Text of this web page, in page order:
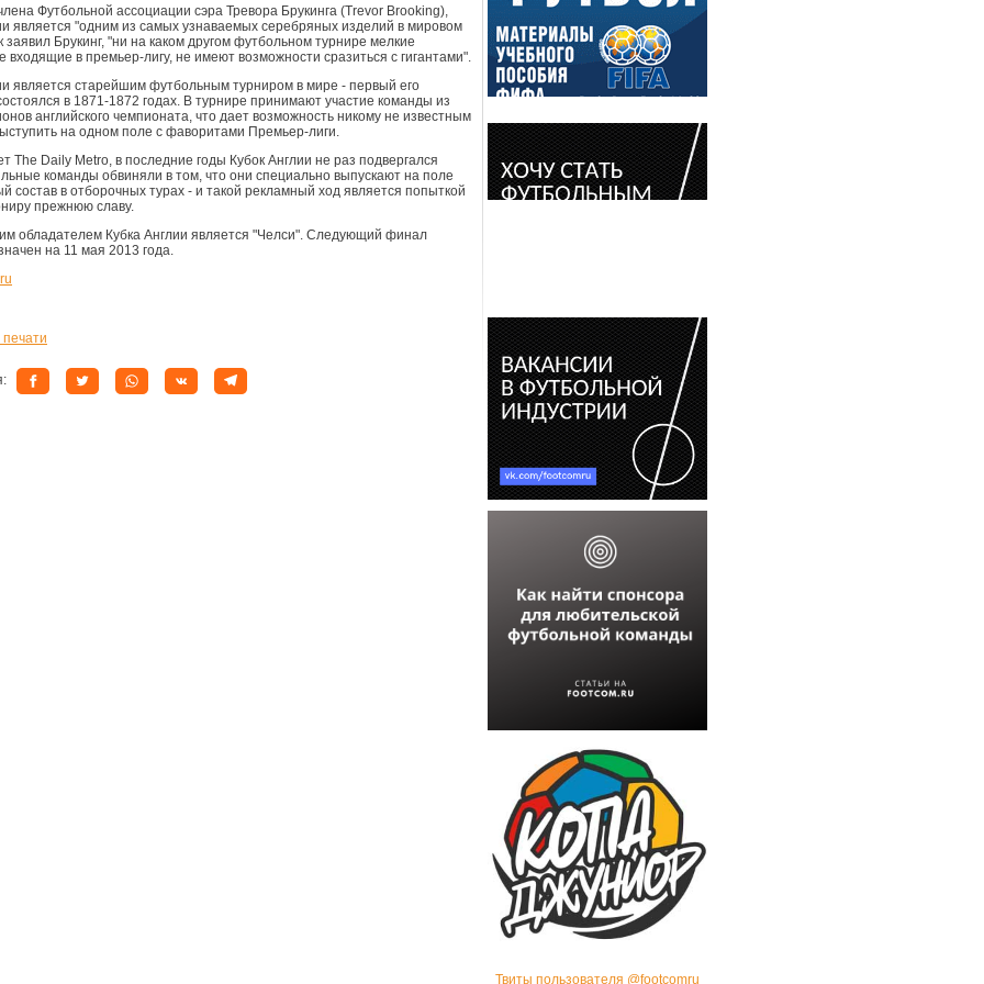
Футбольной ассоциации сэра Тревора Брукинга (Trevor Brooking),
является "одним из самых узнаваемых серебряных изделий в мировом
заявил Брукинг, "ни на каком другом футбольном турнире мелкие
входящие в премьер-лигу, не имеют возможности сразиться с гигантами".
является старейшим футбольным турниром в мире - первый его
в 1871-1872 годах. В турнире принимают участие команды из
английского чемпионата, что дает возможность никому не известным
на одном поле с фаворитами Премьер-лиги.
The Daily Metro, в последние годы Кубок Англии не раз подвергался
команды обвиняли в том, что они специально выпускают на поле
состав в отборочных турах - и такой рекламный ход является попыткой
прежнюю славу.
обладателем Кубка Англии является "Челси". Следующий финал
на 11 мая 2013 года.
Твиты пользователя @footcomru